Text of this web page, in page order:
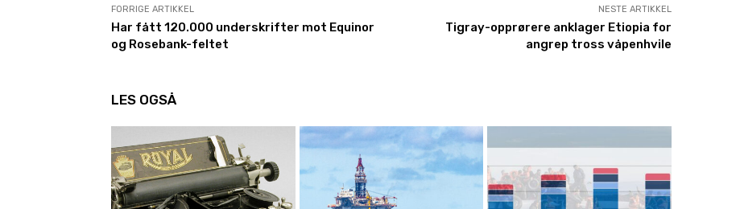
FORRIGE ARTIKKEL
Har fått 120.000 underskrifter mot Equinor
og Rosebank-feltet
NESTE ARTIKKEL
Tigray-opprørere anklager Etiopia for
angrep tross våpenhvile
LES OGSÅ